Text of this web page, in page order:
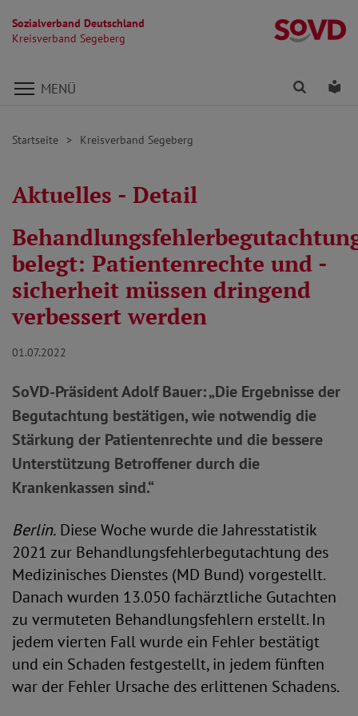
Sozialverband Deutschland
Kreisverband Segeberg
Direkt zu den Inhalten springen
MENÜ Finden
Startseite Kreisverband Segeberg
Aktuelles - Detail
belegt: Patientenrechte und -
sicherheit müssen dringend
verbessert werden
01.07.2022
SoVD-Präsident Adolf Bauer: „Die Ergebnisse der
Begutachtung bestätigen, wie notwendig die
Stärkung der Patientenrechte und die bessere
Unterstützung Betroffener durch die
Krankenkassen sind.“
Berlin. Diese Woche wurde die Jahresstatistik
2021 zur Behandlungsfehlerbegutachtung des
Medizinisches Dienstes (MD Bund) vorgestellt.
Danach wurden 13.050 fachärztliche Gutachten
zu vermuteten Behandlungsfehlern erstellt. In
jedem vierten Fall wurde ein Fehler bestätigt
und ein Schaden festgestellt, in jedem fünften
war der Fehler Ursache des erlittenen Schadens.